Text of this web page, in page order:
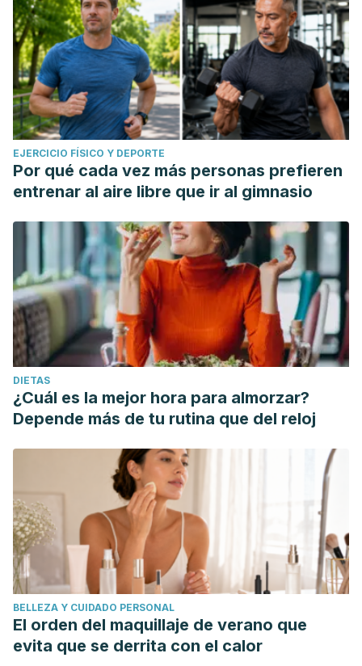
EJERCICIO FÍSICO Y DEPORTE
Por qué cada vez más personas prefieren
entrenar al aire libre que ir al gimnasio
DIETAS
¿Cuál es la mejor hora para almorzar?
Depende más de tu rutina que del reloj
BELLEZA Y CUIDADO PERSONAL
El orden del maquillaje de verano que
evita que se derrita con el calor